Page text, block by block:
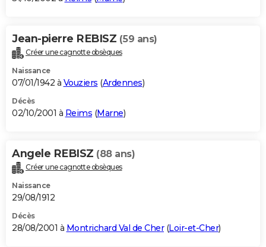
Jean-pierre REBISZ (59 ans)
Créer une cagnotte obsèques
Naissance
07/01/1942 à Vouziers (Ardennes)
Décès
02/10/2001 à Reims (Marne)
Angele REBISZ (88 ans)
Créer une cagnotte obsèques
Naissance
29/08/1912
Décès
28/08/2001 à Montrichard Val de Cher(Loir-et-Cher)